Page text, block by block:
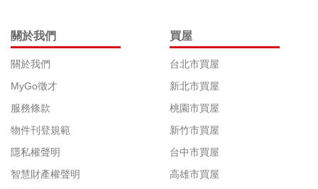
關於我們
關於我們
MyGo徵才
服務條款
物件刊登規範
隱私權聲明
智慧財產權聲明
買屋
台北市買屋
新北市買屋
桃園市買屋
新竹市買屋
台中市買屋
高雄市買屋